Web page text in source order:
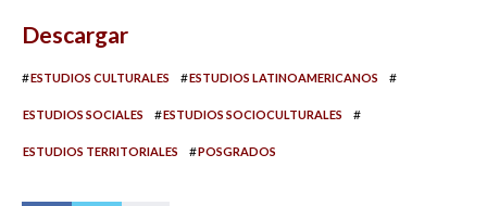
Descargar
#ESTUDIOS CULTURALES #ESTUDIOS LATINOAMERICANOS #
ESTUDIOS SOCIALES #ESTUDIOS SOCIOCULTURALES #
ESTUDIOS TERRITORIALES #POSGRADOS